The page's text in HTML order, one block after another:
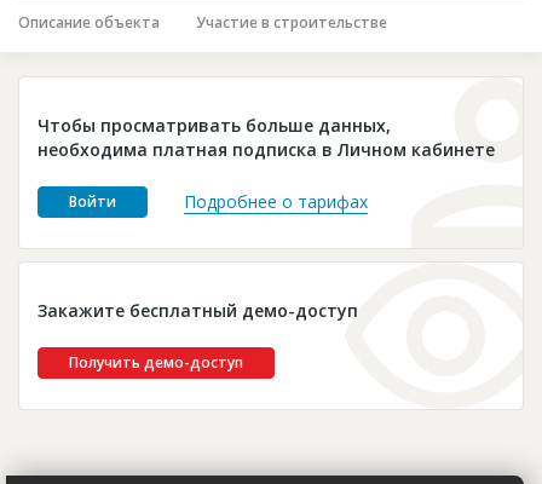
Инвестпроекты
Глоссарий
Платные услуги
Пресс-релизы
Описание объекта Участие в строительстве
Чтобы просматривать больше данных,
необходима платная подписка в Личном кабинете
Войти Подробнее о тарифах
Закажите бесплатный демо-доступ
Получить демо-доступ